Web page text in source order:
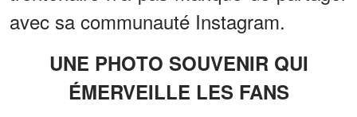
avec sa communauté Instagram.
UNE PHOTO SOUVENIR QUI
ÉMERVEILLE LES FANS